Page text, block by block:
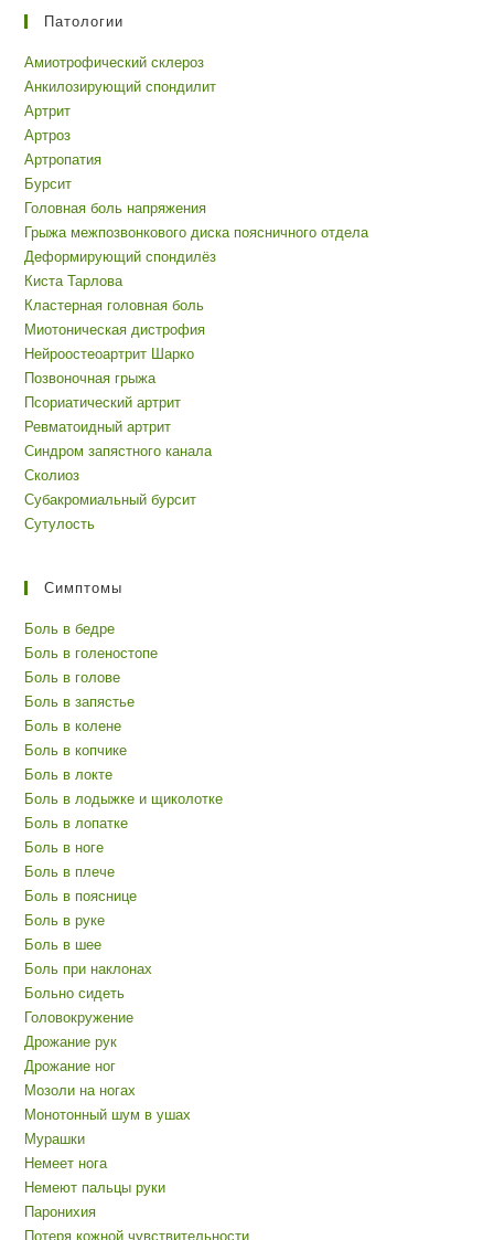
Патологии
Амиотрофический склероз
Анкилозирующий спондилит
Артрит
Артроз
Артропатия
Бурсит
Головная боль напряжения
Грыжа межпозвонкового диска поясничного отдела
Деформирующий спондилёз
Киста Тарлова
Кластерная головная боль
Миотоническая дистрофия
Нейроостеоартрит Шарко
Позвоночная грыжа
Псориатический артрит
Ревматоидный артрит
Синдром запястного канала
Сколиоз
Субакромиальный бурсит
Сутулость
Симптомы
Боль в бедре
Боль в голеностопе
Боль в голове
Боль в запястье
Боль в колене
Боль в копчике
Боль в локте
Боль в лодыжке и щиколотке
Боль в лопатке
Боль в ноге
Боль в плече
Боль в пояснице
Боль в руке
Боль в шее
Боль при наклонах
Больно сидеть
Головокружение
Дрожание рук
Дрожание ног
Мозоли на ногах
Монотонный шум в ушах
Мурашки
Немеет нога
Немеют пальцы руки
Паронихия
Потеря кожной чувствительности